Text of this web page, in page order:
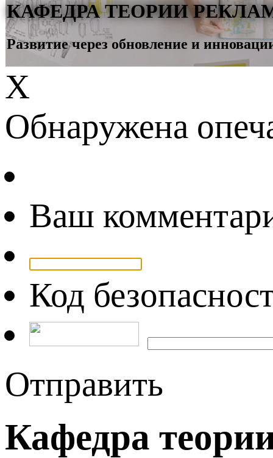
КАФЕДРА ТЕОРИИ
Развитие через обновление и
Х
Обнаружена
Ваш
Код
Отправить
Кафедра